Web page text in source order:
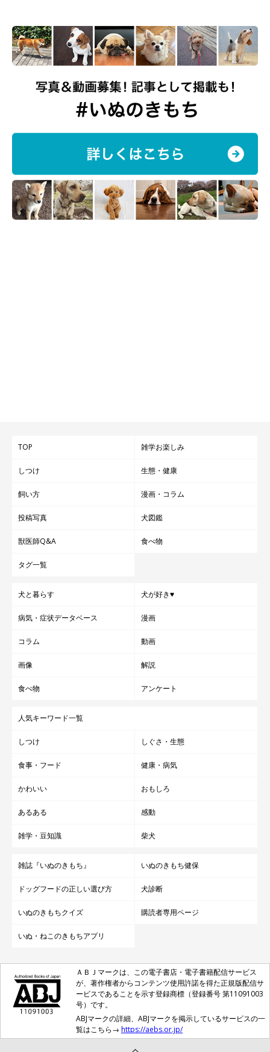
TOP 雑学お楽しみ
しつけ 生態・健康
飼い方 漫画・コラム
投稿写真 犬図鑑
獣医師Q&A 食べ物
タグ一覧
犬と暮らす 犬が好き♥
病気・症状データベース 漫画
コラム 動画
画像 解説
食べ物 アンケート
人気キーワード一覧
しつけ しぐさ・生態
食事・フード 健康・病気
かわいい おもしろ
あるある 感動
雑学・豆知識 柴犬
雑誌『いぬのきもち』 いぬのきもち健保
ドッグフードの正しい選び方 犬診断
いぬのきもちクイズ 購読者専用ページ
いぬ・ねこのきもちアプリ
ＡＢＪマークは、この電子書店・電子書籍配信サービス
が、著作権者からコンテンツ使用許諾を得た正規版配信サ
ービスであることを示す登録商標（登録番号 第11091003
号）です。
ABJマークの詳細、ABJマークを掲示しているサービスの一
覧はこちら→ https://aebs.or.jp/